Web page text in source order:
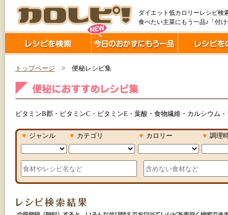
ダイエット低カロリーレシピ検
食べたい主菜にもう一品♪「付
トップページ > 便秘レシピ集
ビタミンB郡・ビタミンC・ビタミンE・葉酸・食物繊維・カルシウム
▼ ジャンル ▼ カテゴリ ▼ カロリー ▼ 調理